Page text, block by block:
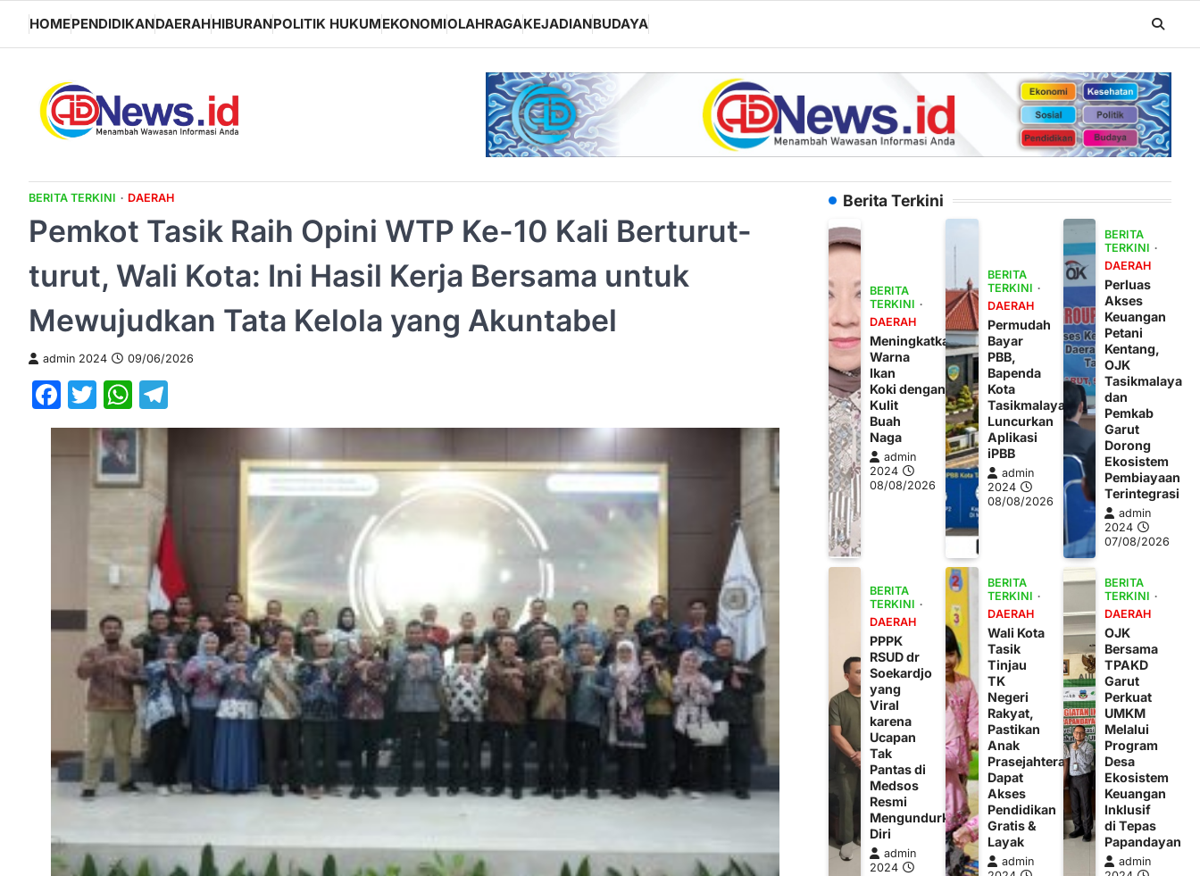
content
HOMEPENDIDIKANDAERAHHIBURANPOLITIK HUKUMEKONOMIOLAHRAGAKEJADIANBUDAYA
BERITA TERKINI DAERAH
Pemkot Tasik Raih Opini WTP Ke-10 Kali Berturut-
turut, Wali Kota: Ini Hasil Kerja Bersama untuk
Mewujudkan Tata Kelola yang Akuntabel
admin 2024 09/06/2026
Facebook
TwitterWhatsApp
Berita Terkini
BERITA
TERKINI
DAERAH
Meningkatkan
Warna
Ikan
Koki dengan
Kulit
Buah
Naga
admin
2024
08/08/2026
BERITA
TERKINI
DAERAH
Permudah
Bayar
PBB,
Bapenda
Kota
Tasikmalaya
Luncurkan
Aplikasi
iPBB
admin
2024
08/08/2026
BERITA
TERKINI
DAERAH
Perluas
Akses
Keuangan
Petani
Kentang,
OJK
Tasikmalaya
dan
Pemkab
Garut
Dorong
Ekosistem
Pembiayaan
Terintegrasi
admin
2024
07/08/2026
BERITA
TERKINI
DAERAH
PPPK
RSUD dr
Soekardjo
yang
Viral
karena
Ucapan
Tak
Pantas di
Medsos
Resmi
Mengundurkan
Diri
admin
2024
BERITA
TERKINI
DAERAH
Wali Kota
Tasik
Tinjau
TK
Negeri
Rakyat,
Pastikan
Anak
Prasejahtera
Dapat
Akses
Pendidikan
Gratis &
Layak
admin
BERITA
TERKINI
DAERAH
OJK
Bersama
TPAKD
Garut
Perkuat
UMKM
Melalui
Program
Desa
Ekosistem
Keuangan
Inklusif
di Tepas
Papandayan
admin